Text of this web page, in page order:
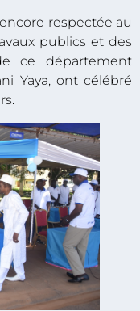
respectée au
publics et des
ce département
Yaya, ont célébré